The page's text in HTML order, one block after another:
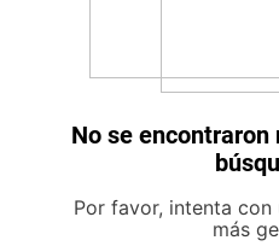
No se
Por favor, intenta
más